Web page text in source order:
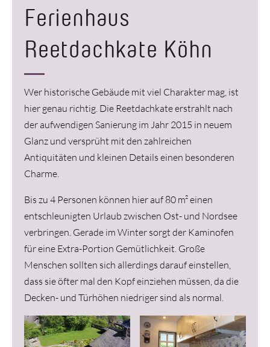
Ferienhaus
Reetdachkate Köhn
Wer historische Gebäude mit viel Charakter mag, ist
hier genau richtig. Die Reetdachkate erstrahlt nach
der aufwendigen Sanierung im Jahr 2015 in neuem
Glanz und versprüht mit den zahlreichen
Antiquitäten und kleinen Details einen besonderen
Charme.
Bis zu 4 Personen können hier auf 80 m² einen
entschleunigten Urlaub zwischen Ost- und Nordsee
verbringen. Gerade im Winter sorgt der Kaminofen
für eine Extra-Portion Gemütlichkeit. Große
Menschen sollten sich allerdings darauf einstellen,
dass sie öfter mal den Kopf einziehen müssen, da die
Decken- und Türhöhen niedriger sind als normal.